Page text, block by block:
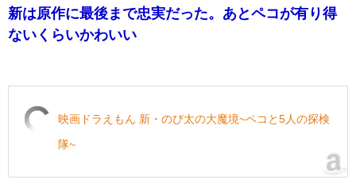
新は原作に最後まで忠実だった。あとペコが有り得
ないくらいかわいい
映画ドラえもん 新・のび太の大魔境~ペコと5人の探検
隊~